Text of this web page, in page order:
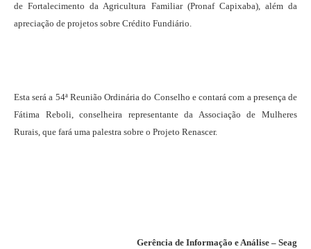
de Fortalecimento da Agricultura Familiar (Pronaf Capixaba), além da
apreciação de projetos sobre Crédito Fundiário.
Esta será a 54ª Reunião Ordinária do Conselho e contará com a presença de
Fátima Reboli, conselheira representante da Associação de Mulheres
Rurais, que fará uma palestra sobre o Projeto Renascer.
Gerência de Informação e Análise – Seag